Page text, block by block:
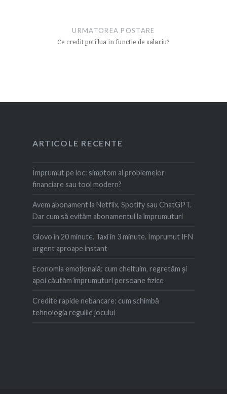
URMATOREA POSTARE
Ce credit poti lua in functie de salariu?
ARTICOLE RECENTE
Împrumut pe loc: simptom al problemelor
financiare sau tool modern?
Avem abonament la Netflix, Spotify sau ChatGPT.
Dar cum să evităm abonamentul la împrumuturi
Glovo în 20 minute. Taxi în 3 minute. Împrumut IFN
urgent aproape instant
Economia emoțională: cum cheltuim, regretăm şi
apoi căutăm împrumuturi persoane fizice
Credite rapide nebancare: cum schimbă
tehnologia regulile jocului